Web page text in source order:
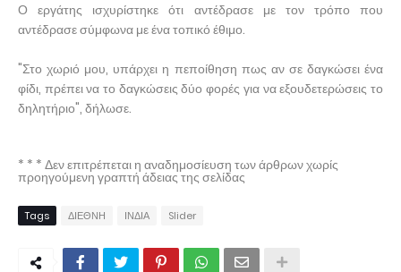
Ο εργάτης ισχυρίστηκε ότι αντέδρασε με τον τρόπο που
αντέδρασε σύμφωνα με ένα τοπικό έθιμο.
"Στο χωριό μου, υπάρχει η πεποίθηση πως αν σε δαγκώσει ένα
φίδι, πρέπει να το δαγκώσεις δύο φορές για να εξουδετερώσεις το
δηλητήριο", δήλωσε.
* * * Δεν επιτρέπεται η αναδημοσίευση των άρθρων χωρίς
προηγούμενη γραπτή άδειας της σελίδας
Tags ΔΙΕΘΝΗ ΙΝΔΙΑ Slider